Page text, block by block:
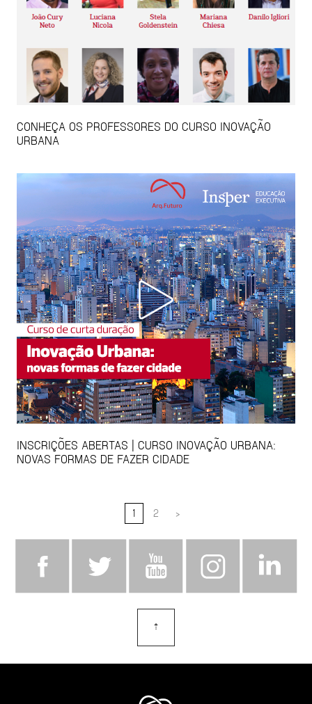
CONHEÇA OS PROFESSORES DO CURSO INOVAÇÃO
URBANA
INSCRIÇÕES ABERTAS | CURSO INOVAÇÃO URBANA:
NOVAS FORMAS DE FAZER CIDADE
1 2 >
⇡